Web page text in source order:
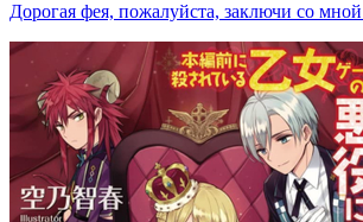
Дорогая фея, пожалуйста, заключи со мной